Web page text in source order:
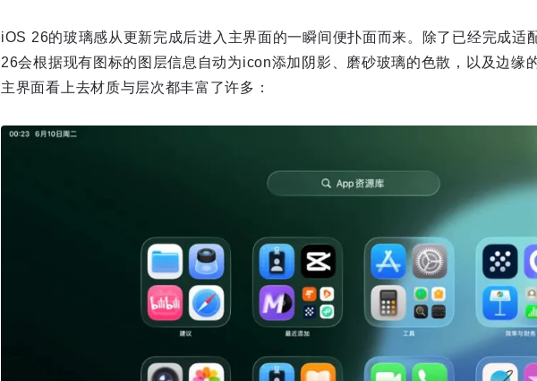
iOS 26的玻璃感从更新完成后进入主界面的一瞬间便扑面而来。除了已经完成适
26会根据现有图标的图层信息自动为icon添加阴影、磨砂玻璃的色散，以及边缘
主界面看上去材质与层次都丰富了许多：